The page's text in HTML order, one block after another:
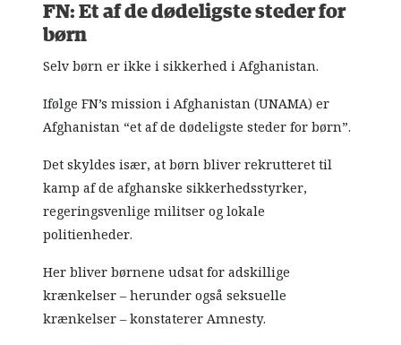
FN: Et af de dødeligste steder for
børn
Selv børn er ikke i sikkerhed i Afghanistan.
Ifølge FN’s mission i Afghanistan (UNAMA) er
Afghanistan “et af de dødeligste steder for børn”.
Det skyldes især, at børn bliver rekrutteret til
kamp af de afghanske sikkerhedsstyrker,
regeringsvenlige militser og lokale
politienheder.
Her bliver børnene udsat for adskillige
krænkelser – herunder også seksuelle
krænkelser – konstaterer Amnesty.